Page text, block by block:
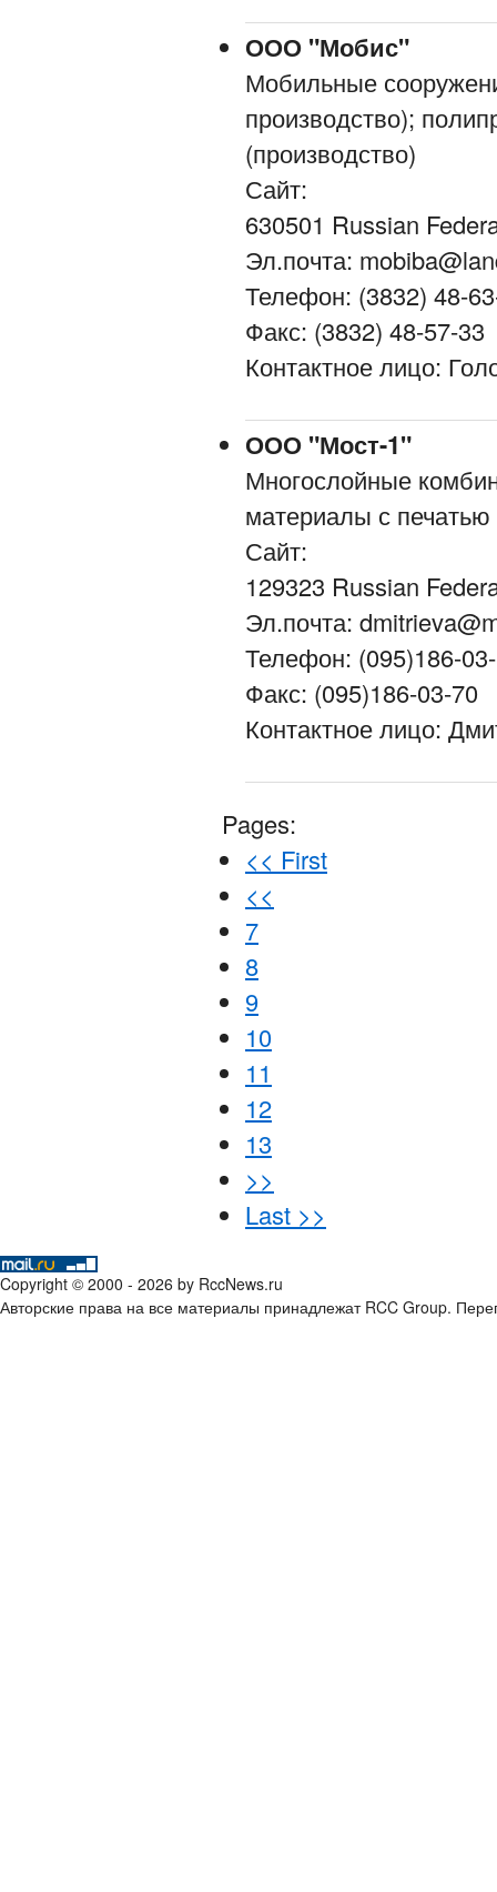
ООО "Мобис"
Мобильные
производство);
(производство)
Сайт:
630501 Russian
Эл.почта:
Телефон: (3832) 48-
Факс: (3832) 48-57-33
Контактное лицо:
ООО "Мост-1"
Многослойные
материалы с печатью
Сайт:
129323 Russian
Эл.почта:
Телефон: (095)186-
Факс: (095)186-03-70
Контактное лицо:
Pages:
<< First
<<
7
8
9
10
11
12
13
>>
Last >>
Copyright © 2000 - 2026 by RccNews.ru
Авторские права на все материалы принадлежат RCC Group.